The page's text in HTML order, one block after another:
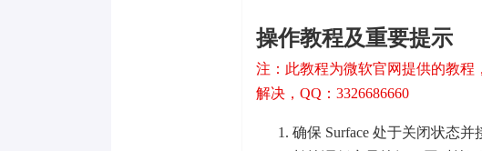
操作教程及重要提示
注：此教程为微软官网提供的教
解决，QQ：3326686660
确保 Surface 处于关闭状态